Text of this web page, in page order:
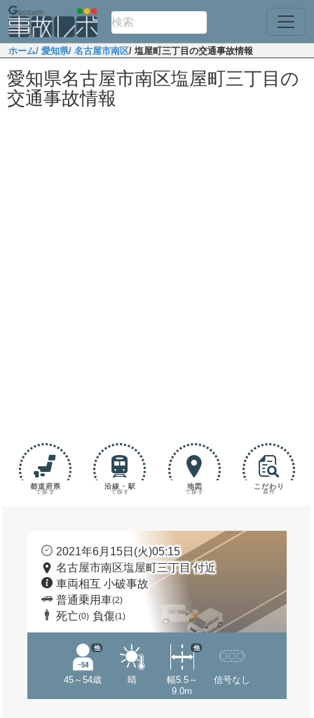
ホーム/ 愛知県/ 名古屋市南区/ 塩屋町三丁目の交通事故情報
愛知県名古屋市南区塩屋町三丁目の
交通事故情報
都道府県
で探す
沿線・駅
で探す
地図
で探す
こだわり
条件
2021年6月15日(火)05:15
名古屋市南区塩屋町三丁目 付近
車両相互 小破事故
普通乗用車(2)
死亡(0) 負傷(1)
45～54歳
他
晴
幅5.5～
9.0m
他
信号なし